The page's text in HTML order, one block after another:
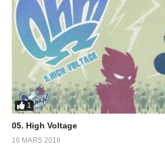
1
05. High Voltage
16 MARS 2016